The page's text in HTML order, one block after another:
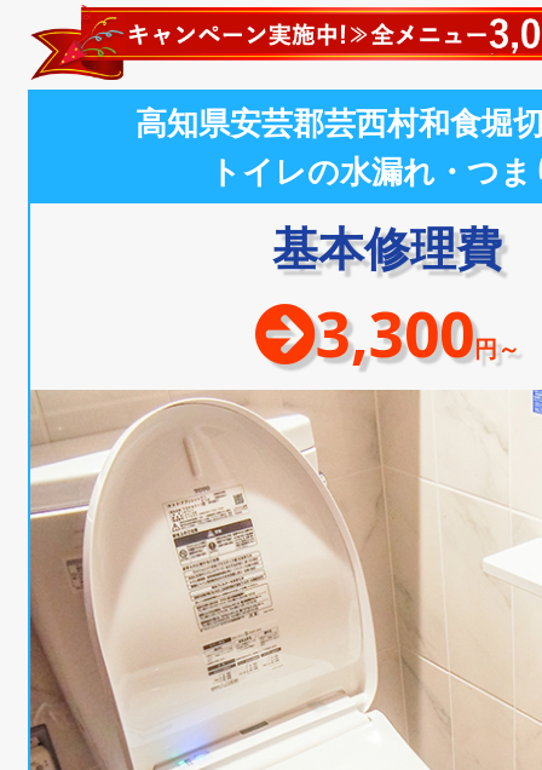
高知県安芸郡芸西村和食堀
トイレの水漏れ・つま
基本修理費
3,300円～